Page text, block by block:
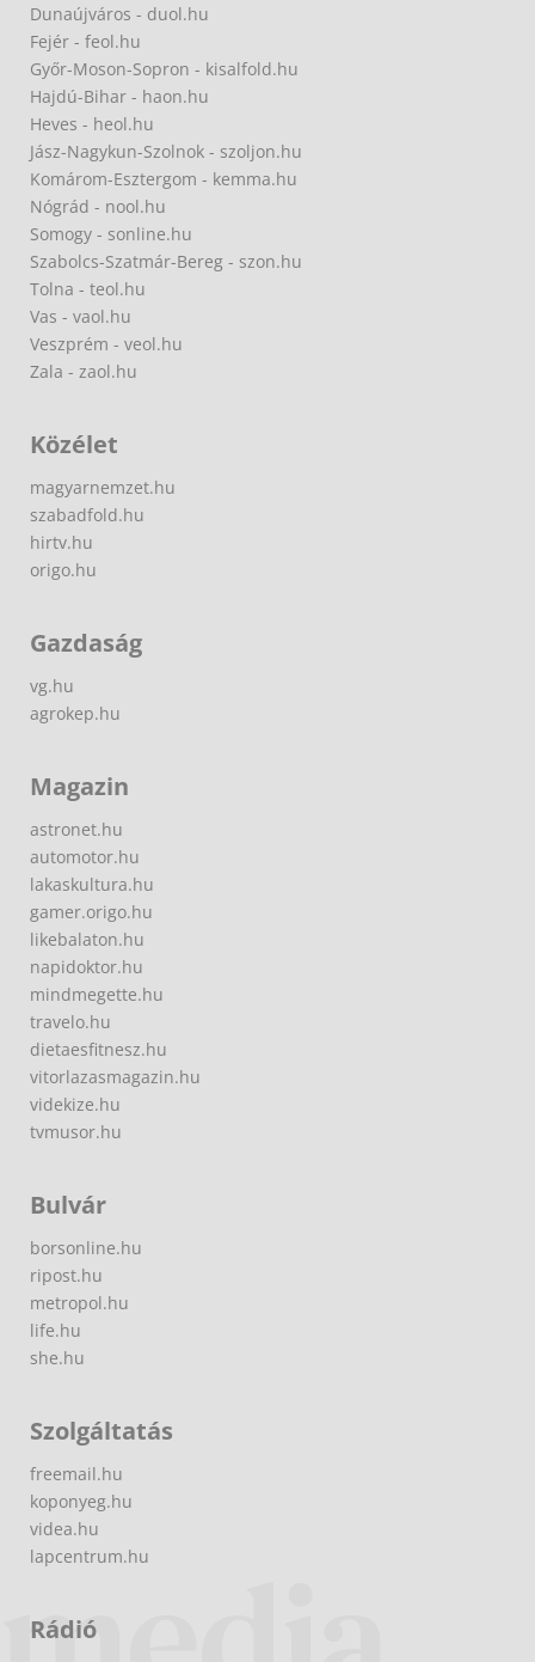
Dunaújváros - duol.hu
Fejér - feol.hu
Győr-Moson-Sopron - kisalfold.hu
Hajdú-Bihar - haon.hu
Heves - heol.hu
Jász-Nagykun-Szolnok - szoljon.hu
Komárom-Esztergom - kemma.hu
Nógrád - nool.hu
Somogy - sonline.hu
Szabolcs-Szatmár-Bereg - szon.hu
Tolna - teol.hu
Vas - vaol.hu
Veszprém - veol.hu
Zala - zaol.hu
Közélet
magyarnemzet.hu
szabadfold.hu
hirtv.hu
origo.hu
Gazdaság
vg.hu
agrokep.hu
Magazin
astronet.hu
automotor.hu
lakaskultura.hu
gamer.origo.hu
likebalaton.hu
napidoktor.hu
mindmegette.hu
travelo.hu
dietaesfitnesz.hu
vitorlazasmagazin.hu
videkize.hu
tvmusor.hu
Bulvár
borsonline.hu
ripost.hu
metropol.hu
life.hu
she.hu
Szolgáltatás
freemail.hu
koponyeg.hu
videa.hu
lapcentrum.hu
Rádió